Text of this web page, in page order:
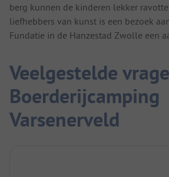
berg kunnen de kinderen lekker
liefhebbers van kunst is een bezoek
Fundatie in de Hanzestad Zwolle een
Veelgestelde
Boerderijcamping
Varsenerveld